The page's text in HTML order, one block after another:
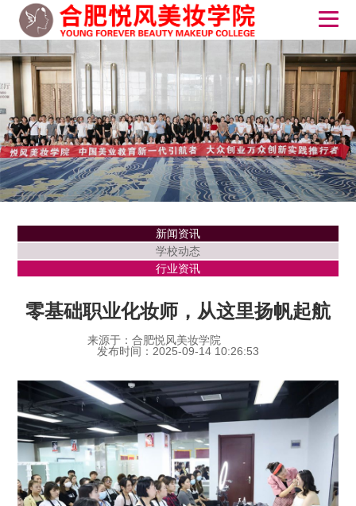
新闻资讯
学校动态
行业资讯
零基础职业化妆师，从这里扬帆起航
来源于：合肥悦风美妆学院
发布时间：2025-09-14 10:26:53